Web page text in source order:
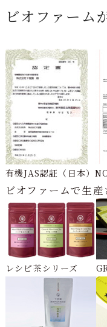
ビオファーム
有機JAS認証（日本）
ビオファームで生
レシピ茶シリーズ